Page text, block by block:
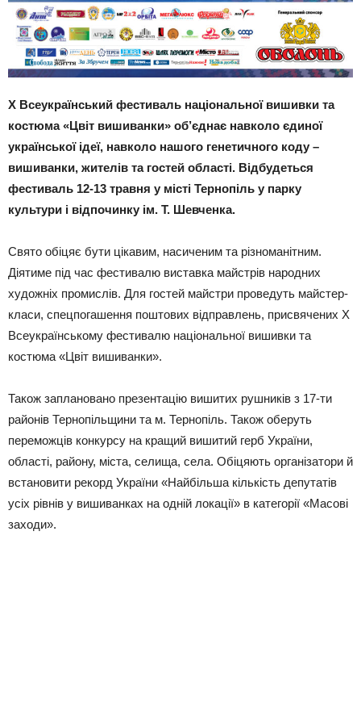
Х Всеукраїнський фестиваль національної вишивки та
костюма «Цвіт вишиванки» об’єднає навколо єдиної
української ідеї, навколо нашого генетичного коду –
вишиванки, жителів та гостей області. Відбудеться
фестиваль 12-13 травня у місті Тернопіль у парку
культури і відпочинку ім. Т. Шевченка.
Свято обіцяє бути цікавим, насиченим та різноманітним.
Діятиме під час фестивалю виставка майстрів народних
художніх промислів. Для гостей майстри проведуть майстер-
класи, спецпогашення поштових відправлень, присвячених Х
Всеукраїнському фестивалю національної вишивки та
костюма «Цвіт вишиванки».
Також заплановано презентацію вишитих рушників з 17-ти
районів Тернопільщини та м. Тернопіль. Також оберуть
переможців конкурсу на кращий вишитий герб України,
області, району, міста, селища, села. Обіцяють організатори й
встановити рекорд України «Найбільша кількість депутатів
усіх рівнів у вишиванках на одній локації» в категорії «Масові
заходи».